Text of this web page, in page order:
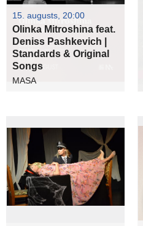
15. augusts, 20:00
Olinka Mitroshina feat.
Deniss Pashkevich |
Standards & Original
Songs
MASA